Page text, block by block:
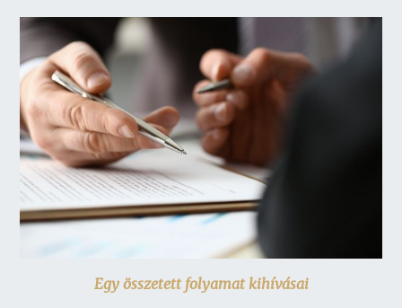
Egy összetett folyamat kihívásai